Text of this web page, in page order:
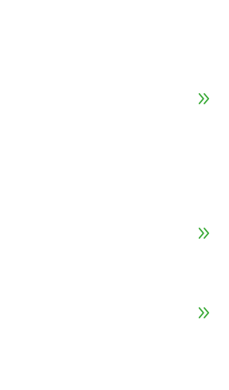
9
9
9